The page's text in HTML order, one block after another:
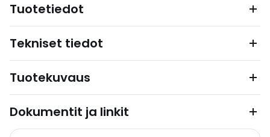
Tuotetiedot
Tekniset tiedot
Tuotekuvaus
Dokumentit ja linkit